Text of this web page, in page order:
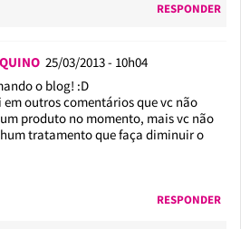
RESPONDER
25/03/2013 - 10h04
o blog! :D
outros comentários que vc não
produto no momento, mais vc não
tratamento que faça diminuir o
RESPONDER